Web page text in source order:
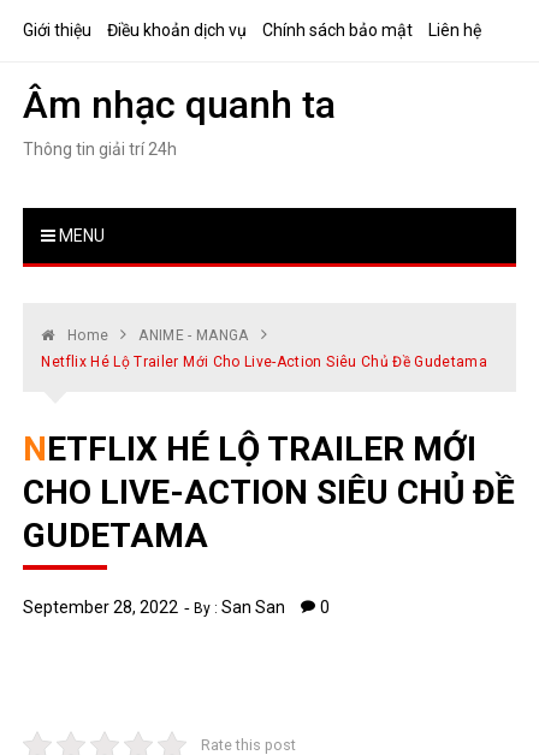
Giới thiệu Điều khoản dịch vụ Chính sách bảo mật Liên hệ
Âm nhạc quanh ta
Thông tin giải trí 24h
MENU
Home
ANIME - MANGA
Netflix Hé Lộ Trailer Mới Cho Live-Action Siêu Chủ Đề Gudetama
NETFLIX HÉ LỘ TRAILER MỚI
CHO LIVE-ACTION SIÊU CHỦ ĐỀ
GUDETAMA
September 28, 2022 By :San San 0
Rate this post